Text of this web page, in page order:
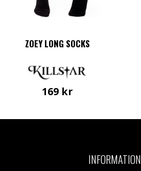
ZOEY LONG SOCKS
169 kr
INFORMATION